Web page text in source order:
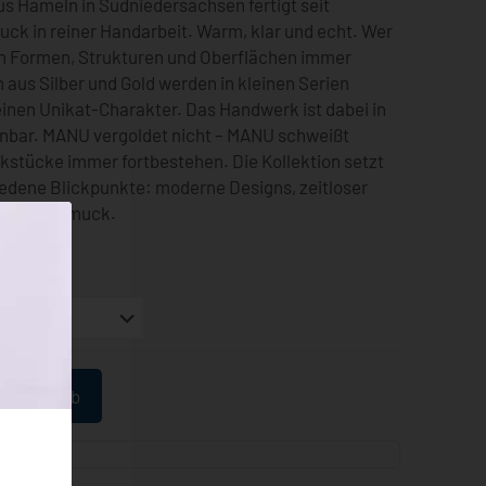
Hameln in Südniedersachsen fertigt seit
in reiner Handarbeit. Warm, klar und echt. Wer
Formen, Strukturen und Oberflächen immer
Silber und Gold werden in kleinen Serien
Unikat-Charakter. Das Handwerk ist dabei in
MANU vergoldet nicht – MANU schweißt
immer fortbestehen. Die Kollektion setzt
Blickpunkte: moderne Designs, zeitloser